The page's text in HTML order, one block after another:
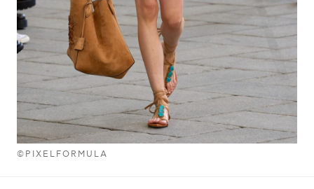
©PIXELFORMULA